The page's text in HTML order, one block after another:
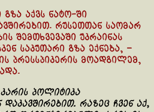
გზა აქვს ნატო-ში
რუსეთთან საომარ
შემთხვევაში უკრაინას
საკუთარი გზა ექნება, –
პრესსპიკერის მოადგილემ,
პოლიტიკა
დაკავშირებით. რაზეც ჩვენ აქ,